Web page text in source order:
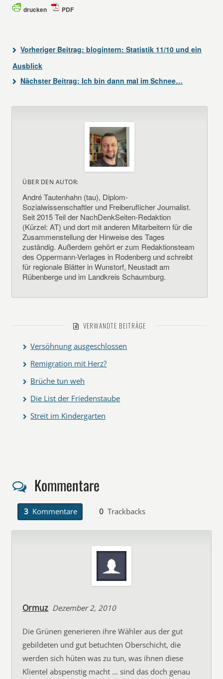
drucken PDF
Vorheriger Beitrag: blogintern: Statistik 11/10 und ein
Ausblick
Nächster Beitrag: Ich bin dann mal im Schnee…
ÜBER DEN AUTOR:
André Tautenhahn (tau), Diplom-
Sozialwissenschaftler und Freiberuflicher Journalist.
Seit 2015 Teil der NachDenkSeiten-Redaktion
(Kürzel: AT) und dort mit anderen Mitarbeitern für die
Zusammenstellung der Hinweise des Tages
zuständig. Außerdem gehört er zum Redaktionsteam
des Oppermann-Verlages in Rodenberg und schreibt
für regionale Blätter in Wunstorf, Neustadt am
Rübenberge und im Landkreis Schaumburg.
VERWANDTE BEITRÄGE
Versöhnung ausgeschlossen
Remigration mit Herz?
Brüche tun weh
Die List der Friedenstaube
Streit im Kindergarten
Kommentare
3 Kommentare 0 Trackbacks
Ormuz Dezember 2, 2010
Die Grünen generieren ihre Wähler aus der gut
gebildeten und gut betuchten Oberschicht, die
werden sich hüten was zu tun, was ihnen diese
Klientel abspenstig macht … sind das doch genau